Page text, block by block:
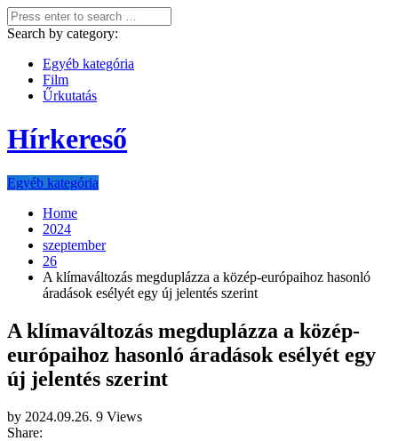
Search by category:
Egyéb kategória
Film
Űrkutatás
Hírkereső
Egyéb kategória
Home
2024
szeptember
26
A klímaváltozás megduplázza a közép-európaihoz hasonló
áradások esélyét egy új jelentés szerint
A klímaváltozás megduplázza a közép-
európaihoz hasonló áradások esélyét egy
új jelentés szerint
by 2024.09.26. 9 Views
Share: